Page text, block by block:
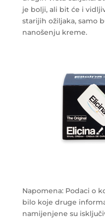
je bolji, ali bit će i
starijih ožiljaka, samo
nanošenju kreme.
Napomena: Podaci o
bilo koje druge
namijenjene su